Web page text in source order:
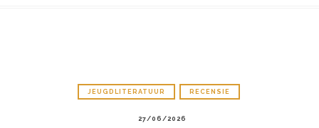
JEUGDLITERATUUR RECENSIE
27/06/2026